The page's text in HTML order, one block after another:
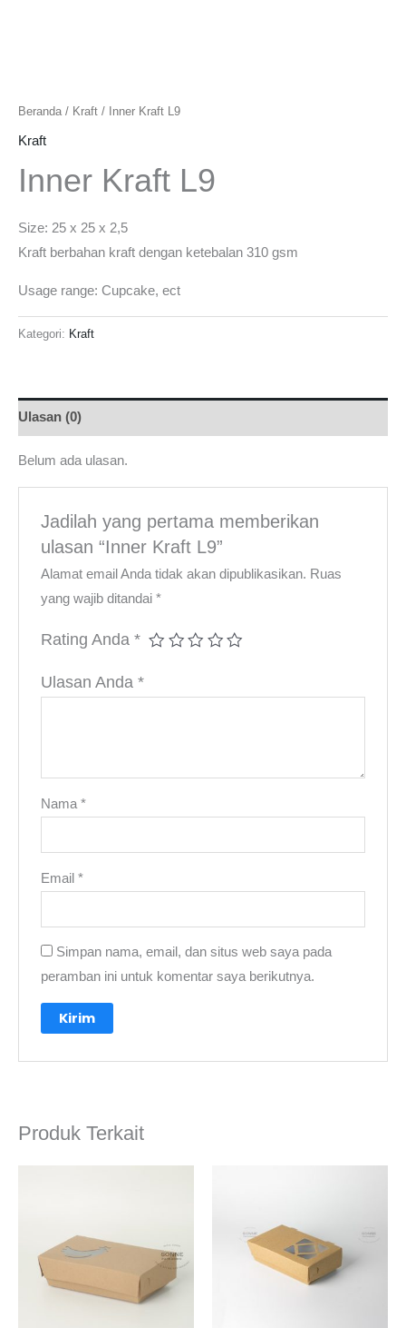
Beranda / Kraft / Inner Kraft L9
Kraft
Inner Kraft L9
Size: 25 x 25 x 2,5
Kraft berbahan kraft dengan ketebalan 310 gsm
Usage range: Cupcake, ect
Kategori: Kraft
Ulasan (0)
Belum ada ulasan.
Jadilah yang pertama memberikan
ulasan “Inner Kraft L9”
Alamat email Anda tidak akan dipublikasikan. Ruas
yang wajib ditandai*
Rating Anda*
Ulasan Anda*
Nama*
Email*
Simpan nama, email, dan situs web saya pada
peramban ini untuk komentar saya berikutnya.
v
Produk Terkait